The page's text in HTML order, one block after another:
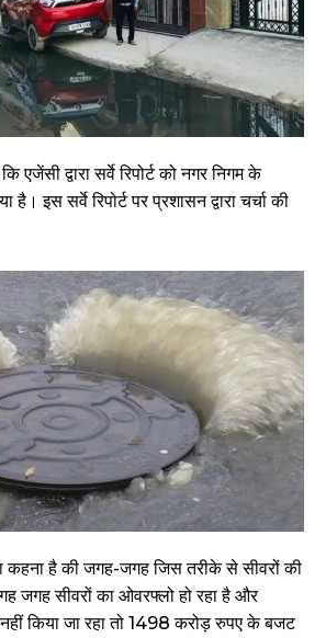
द्वारा सर्वे रिपोर्ट को नगर निगम के
है। इस सर्वे रिपोर्ट पर प्रशासन द्वारा चर्चा की
कहना है की जगह-जगह जिस तरीके से सीवरों की
जगह सीवरों का ओवरफ्लो हो रहा है और
नहीं किया जा रहा तो 1498 करोड़ रुपए के बजट